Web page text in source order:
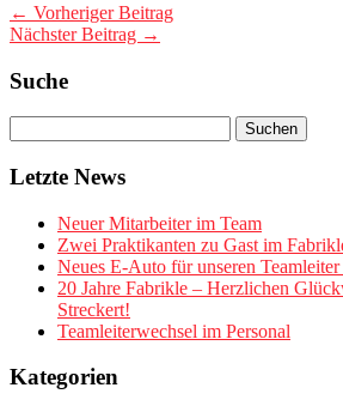
← Vorheriger Beitrag
Nächster Beitrag →
Suche
Letzte News
Neuer Mitarbeiter im Team
Zwei Praktikanten zu Gast im
Neues E-Auto für unseren
20 Jahre Fabrikle – Herzlichen
Streckert!
Teamleiterwechsel im Personal
Kategorien